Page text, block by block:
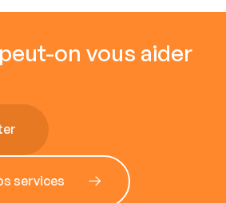
on vous aider
services